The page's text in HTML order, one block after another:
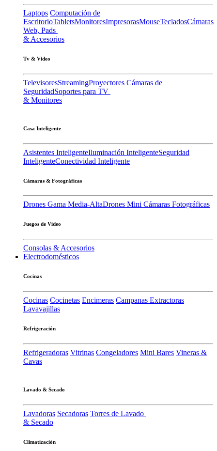
Laptops Computación de
EscritorioTabletsMonitoresImpresorasMouseTecladosCámaras
Web, Pads
& Accesorios
Tv & Video
TelevisoresStreamingProyectores Cámaras de
SeguridadSoportes para TV
& Monitores
Casa Inteligente
Asistentes InteligenteIluminación InteligenteSeguridad
InteligenteConectividad Inteligente
Cámaras & Fotográficas
Drones Gama Media-AltaDrones Mini Cámaras Fotográficas
Juegos de Video
Consolas & Accesorios
Electrodomésticos
Cocinas
Cocinas Cocinetas Encimeras Campanas Extractoras
Lavavajillas
Refrigeración
Refrigeradoras Vitrinas Congeladores Mini Bares Vineras &
Cavas
Lavado & Secado
Lavadoras Secadoras Torres de Lavado
& Secado
Climatización